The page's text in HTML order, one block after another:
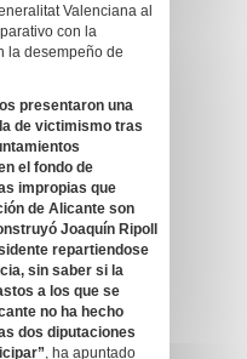
Valenciana al
con la
la desempeño de
presentaron una
de victimismo tras
el fondo de
impropias que
de Alicante son
Joaquín Ripoll
repartiendose
sin saber si la
a los que se
no ha hecho
dos diputaciones
, ha apuntado